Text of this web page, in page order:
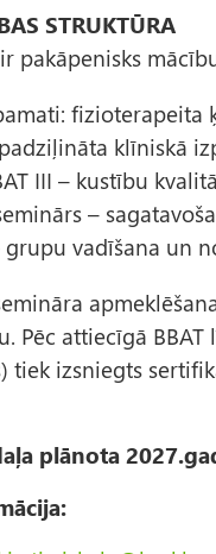
STRUKTŪRA
pakāpenisks
klīniskā
III – kustību
–
grupu vadīšana un
Pēc attiecīgā
tiek izsniegts
plānota